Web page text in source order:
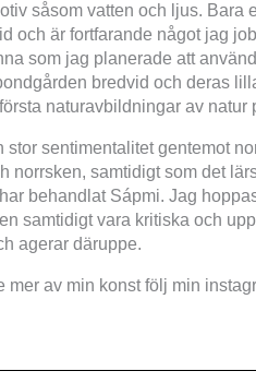
såsom vatten och ljus. Bara
och är fortfarande något jag
som jag planerade att
bredvid och deras
naturavbildningar av natur
stor sentimentalitet gentemot
norrsken, samtidigt som det
behandlat Sápmi. Jag
samtidigt vara kritiska och
agerar däruppe.
mer av min konst följ min